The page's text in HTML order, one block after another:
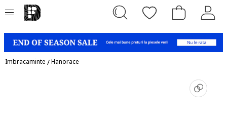
Imbracaminte /Hanorace